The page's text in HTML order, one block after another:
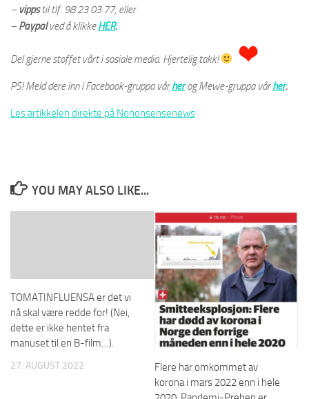
– vippstil tlf. 98 23 03 77, eller
–Paypalved å klikkeHER.
Del gjerne stoffet vårt i sosiale media. Hjertelig takk!
PS! Meld dere inn i Facebook-gruppa vårherog Mewe-gruppa vårher.
Les artikkelen direkte på Nononsensenews
YOU MAY ALSO LIKE...
TOMATINFLUENSA er det vi
nå skal være redde for! (Nei,
dette er ikke hentet fra
manuset til en B-film…).
27. AUGUST 2022
Flere har omkommet av
korona i mars 2022 enn i hele